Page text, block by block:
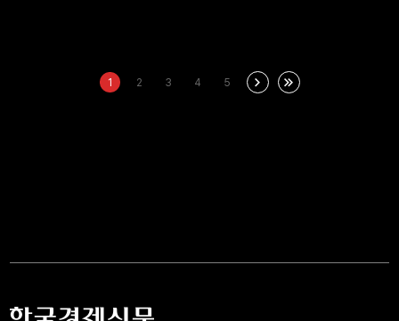
1 2 3 4 5